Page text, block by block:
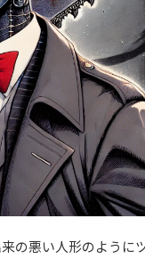
の悪い人形のように